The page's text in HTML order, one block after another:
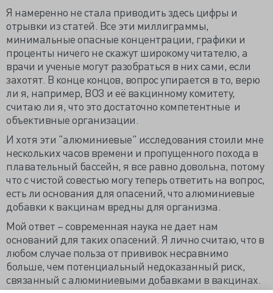
Я намеренно не стала приводить здесь цифры и
отрывки из статей. Все эти миллиграммы,
минимальные опасные концентрации, графики и
проценты ничего не скажут широкому читателю, а
врачи и ученые могут разобраться в них сами, если
захотят. В конце концов, вопрос упирается в то, верю
ли я, например, ВОЗ и её вакцинному комитету,
считаю ли я, что это достаточно компетентные и
объективные организации.
И хотя эти "алюминиевые" исследования стоили мне
нескольких часов времени и пропущенного похода в
плавательный бассейн, я все равно довольна, потому
что с чистой совестью могу теперь ответить на вопрос,
есть ли основания для опасений, что алюминиевые
добавки к вакцинам вредны для организма.
Мой ответ – современная наука не дает нам
оснований для таких опасений. Я лично считаю, что в
любом случае польза от прививок несравнимо
больше, чем потенциальный недоказанный риск,
связанный с алюминиевыми добавками в вакцинах.